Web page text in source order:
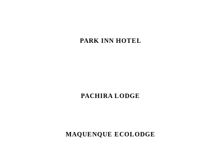
PARK INN HOTEL
PACHIRA LODGE
MAQUENQUE ECOLODGE